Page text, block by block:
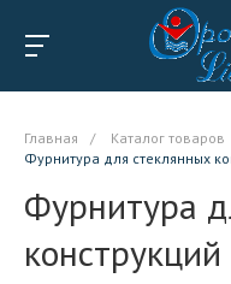
Главная / Каталог товаров
Фурнитура для стеклянных
Фурнитура
конструкций